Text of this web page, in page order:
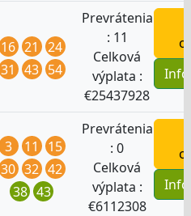
16 21
24
31
43 54
Prevrátenia
: 11
Celková
výplata :
€25437928
3 11
15
30 32 42
38 43
Prevrátenia
:0
Celková
výplata :
€6112308